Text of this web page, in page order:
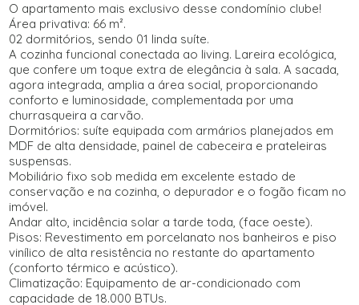
O apartamento mais exclusivo desse condomínio clube!
Área privativa: 66 m².
02 dormitórios, sendo 01 linda suíte.
A cozinha funcional conectada ao living. Lareira ecológica,
que confere um toque extra de elegância à sala. A sacada,
agora integrada, amplia a área social, proporcionando
conforto e luminosidade, complementada por uma
churrasqueira a carvão.
Dormitórios: suíte equipada com armários planejados em
MDF de alta densidade, painel de cabeceira e prateleiras
suspensas.
Mobiliário fixo sob medida em excelente estado de
conservação e na cozinha, o depurador e o fogão ficam no
imóvel.
Andar alto, incidência solar a tarde toda, (face oeste).
Pisos: Revestimento em porcelanato nos banheiros e piso
vinílico de alta resistência no restante do apartamento
(conforto térmico e acústico).
Climatização: Equipamento de ar-condicionado com
capacidade de 18.000 BTUs.